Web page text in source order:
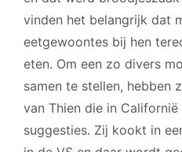
vinden het belangrijk dat
eetgewoontes bij hen
eten. Om een zo divers
samen te stellen, hebben
van Thien die in
suggesties. Zij kookt in